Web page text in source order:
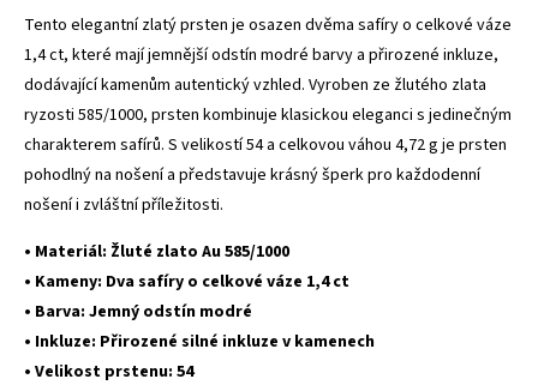
Tento elegantní zlatý prsten je osazen dvěma safíry o celkové váze
1,4 ct, které mají jemnější odstín modré barvy a přirozené inkluze,
dodávající kamenům autentický vzhled. Vyroben ze žlutého zlata
ryzosti 585/1000, prsten kombinuje klasickou eleganci s jedinečným
charakterem safírů. S velikostí 54 a celkovou váhou 4,72 g je prsten
pohodlný na nošení a představuje krásný šperk pro každodenní
nošení i zvláštní příležitosti.
• Materiál: Žluté zlato Au 585/1000
• Kameny: Dva safíry o celkové váze 1,4 ct
• Barva: Jemný odstín modré
• Inkluze: Přirozené silné inkluze v kamenech
• Velikost prstenu: 54